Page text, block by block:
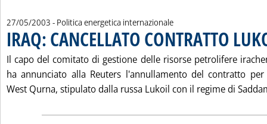
27/05/2003 - Politica energetica internazionale
IRAQ: CANCELLATO CONTRATTO
Il capo del comitato di gestione delle risorse petrolifere
ha annunciato alla Reuters l'annullamento del contratto
West Qurna, stipulato dalla russa Lukoil con il regime di